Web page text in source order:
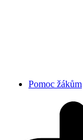
Pomoc žákům